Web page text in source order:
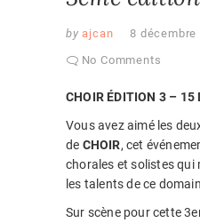
by ajcan
8 décembre
No Comments
CHOIR ÉDITION 3 – 15
Vous avez aimé les
de CHOIR, cet
chorales et solistes qui
les talents de ce
Sur scène pour cette